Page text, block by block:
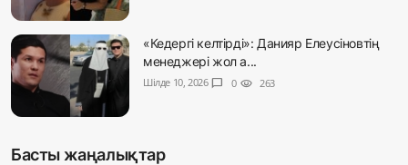
«Кедергі келтірді»: Данияр Елеусіновтің
менеджері жол а...
Шілде 10, 2026 chat_bubble 0 visibility 263
Басты жаңалықтар